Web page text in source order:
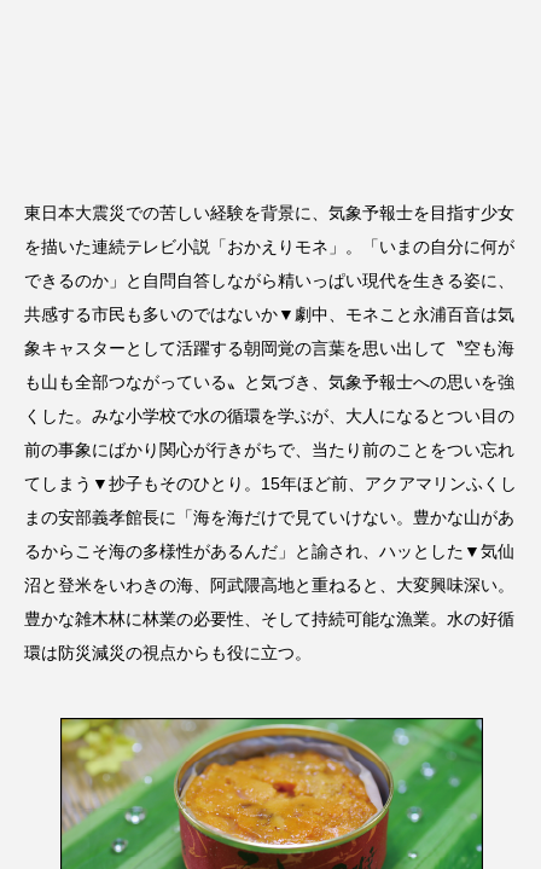
東日本大震災での苦しい経験を背景に、気象予報士を目指す少女
を描いた連続テレビ小説「おかえりモネ」。「いまの自分に何が
できるのか」と自問自答しながら精いっぱい現代を生きる姿に、
共感する市民も多いのではないか▼劇中、モネこと永浦百音は気
象キャスターとして活躍する朝岡覚の言葉を思い出して〝空も海
も山も全部つながっている〟と気づき、気象予報士への思いを強
くした。みな小学校で水の循環を学ぶが、大人になるとつい目の
前の事象にばかり関心が行きがちで、当たり前のことをつい忘れ
てしまう▼抄子もそのひとり。15年ほど前、アクアマリンふくし
まの安部義孝館長に「海を海だけで見ていけない。豊かな山があ
るからこそ海の多様性があるんだ」と諭され、ハッとした▼気仙
沼と登米をいわきの海、阿武隈高地と重ねると、大変興味深い。
豊かな雑木林に林業の必要性、そして持続可能な漁業。水の好循
環は防災減災の視点からも役に立つ。